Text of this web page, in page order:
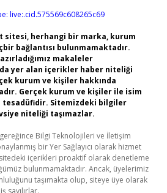
live:.cid.575569c608265c69
sitesi, herhangi bir marka, kurum
bağlantısı bulunmamaktadır.
makaleler
yer alan içerikler haber niteliği
kurum ve kişiler hakkında
Gerçek kurum ve kişiler ile isim
Sitemizdeki bilgiler
niteliği taşımazlar.
gereğince Bilgi Teknolojileri ve İletişim
bir Yer Sağlayıcı olarak hizmet
içerikleri proaktif olarak denetleme
bulunmamaktadır. Ancak, üyelerimiz
taşımakta olup, siteye üye olarak
sayılırlar.